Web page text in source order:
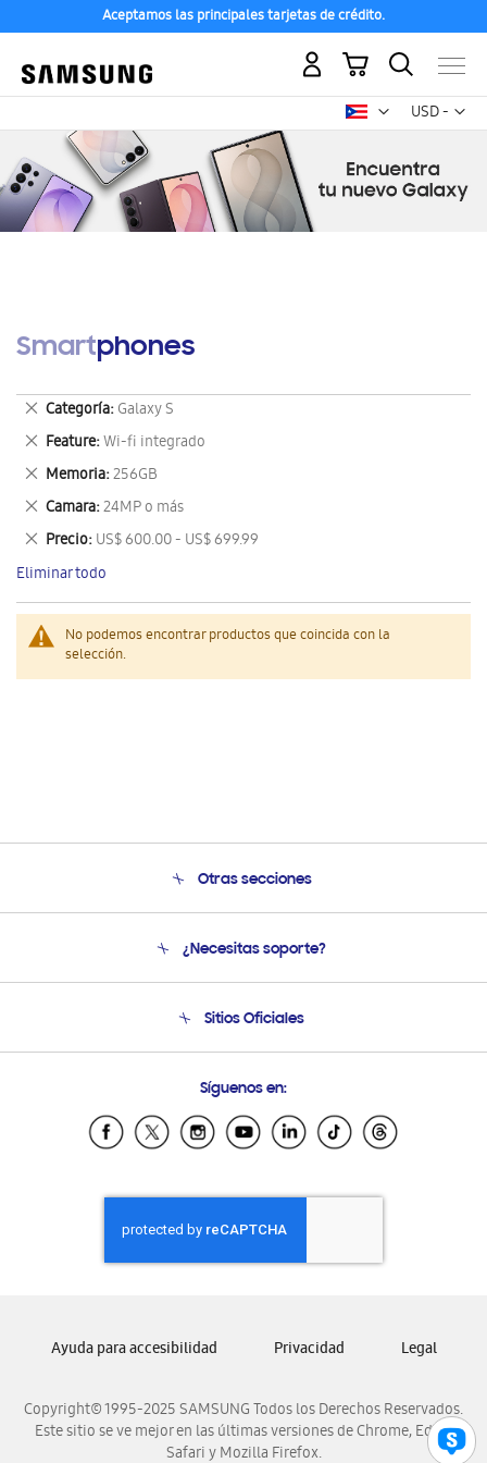
Aceptamos las principales tarjetas de crédito.
USD -
dólar
Mi carrito
Smartphones
No podemos encontrar productos que coincida con la
selección.
Categoría Galaxy S
Eliminar
este
artículo
Feature Wi-fi integrado
Eliminar
este
artículo
Memoria 256GB
Eliminar
este
artículo
Camara 24MP o más
Eliminar
este
artículo
Precio US$ 600.00 - US$ 699.99
Eliminar
este
artículo
Eliminar todo
Otras secciones
Soporte
Condiciones de Compra
¿Necesitas soporte?
Soporte vía eMail
Sitios Oficiales
Samsung Ecuador
Samsung El Salvador
Samsung Honduras
Samsung Nicaragua
Samsung Panamá
Samsung Venezuela
Síguenos en:
Copyright© 1995-2025 SAMSUNG Todos los Derechos Reservados.
Este sitio se ve mejor en las últimas versiones de Chrome, Edge,
Safari y Mozilla Firefox.
Ayuda para accesibilidad Privacidad Legal